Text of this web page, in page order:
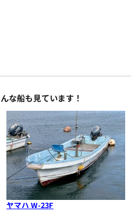
な船も見ています！
ヤマハ W-23F